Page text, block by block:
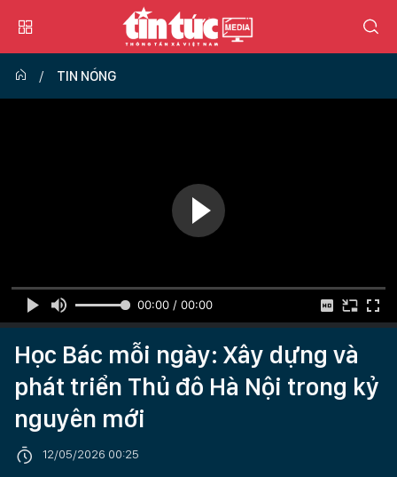
TIN NÓNG
00:00 / 00:00
Học Bác mỗi ngày: Xây dựng và
phát triển Thủ đô Hà Nội trong kỷ
nguyên mới
12/05/2026 00:25